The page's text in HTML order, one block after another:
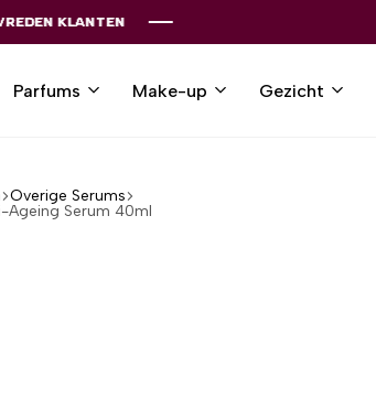
Parfums Make-up Gezicht
Overige Serums
Ageing Serum 40ml